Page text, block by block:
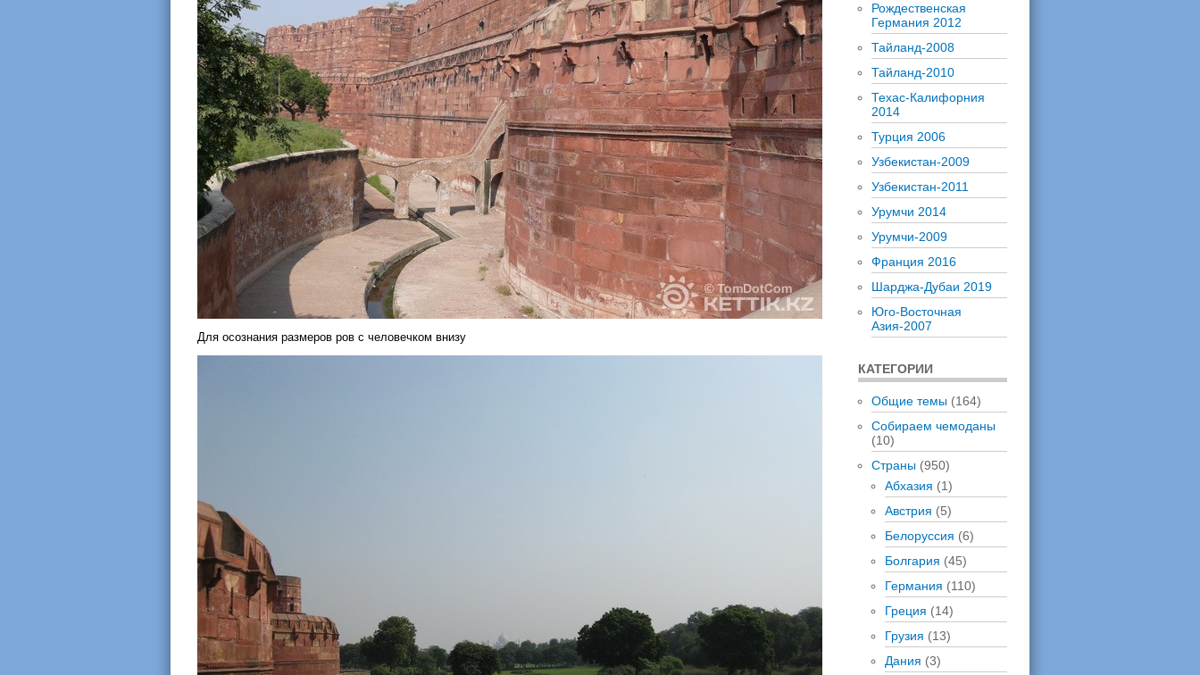
Для осознания размеров ров с человечком внизу
Рождественская
Германия 2012
Тайланд-2008
Тайланд-2010
Техас-Калифорния
2014
Турция 2006
Узбекистан-2009
Узбекистан-2011
Урумчи 2014
Урумчи-2009
Франция 2016
Шарджа-Дубаи 2019
Юго-Восточная
Азия-2007
КАТЕГОРИИ
Общие темы (164)
Собираем чемоданы
(10)
Страны (950)
Абхазия (1)
Австрия (5)
Белоруссия (6)
Болгария (45)
Германия (110)
Греция (14)
Грузия (13)
Дания (3)